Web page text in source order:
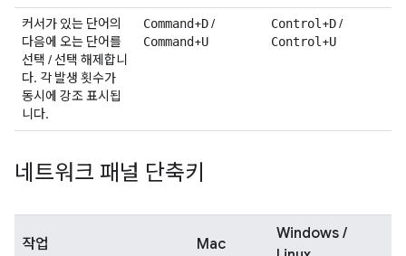
커서가 있는 단어의
다음에 오는 단어를
선택 / 선택 해제합니
다. 각 발생 횟수가
동시에 강조 표시됩
니다.
Command+D/
Command+U
Control +D/
Control +U
네트워크 패널 단축키
작업 Mac
Windows /